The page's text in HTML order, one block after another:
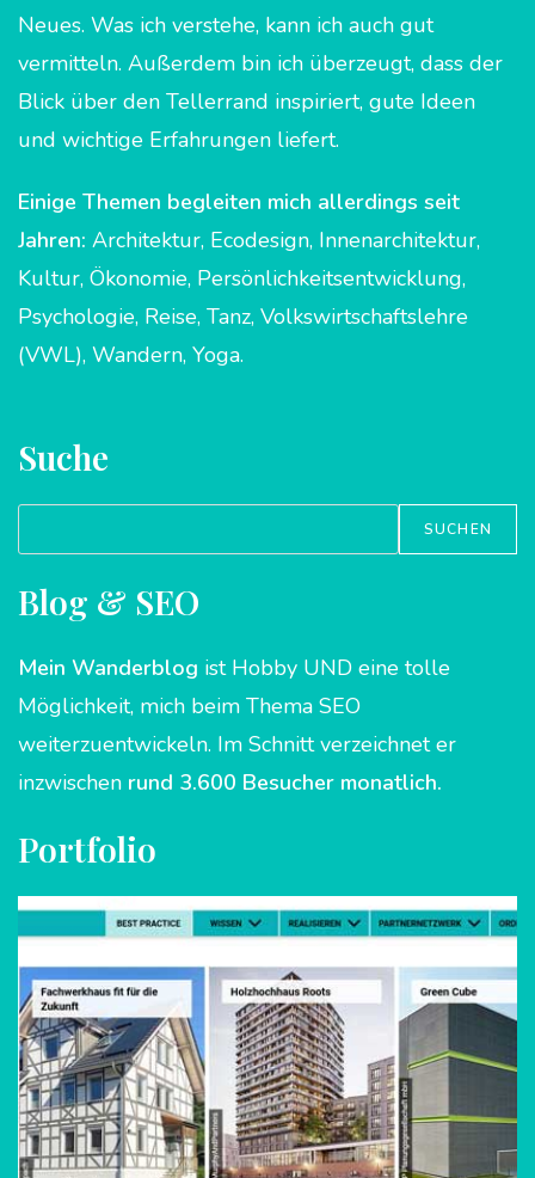
Neues. Was ich verstehe, kann ich auch gut
vermitteln. Außerdem bin ich überzeugt, dass der
Blick über den Tellerrand inspiriert, gute Ideen
und wichtige Erfahrungen liefert.
Einige Themen begleiten mich allerdings seit
Jahren: Architektur, Ecodesign, Innenarchitektur,
Kultur, Ökonomie, Persönlichkeitsentwicklung,
Psychologie, Reise, Tanz, Volkswirtschaftslehre
(VWL), Wandern, Yoga.
Suche
SUCHEN
Blog & SEO
Mein Wanderblog ist Hobby UND eine tolle
Möglichkeit, mich beim Thema SEO
weiterzuentwickeln. Im Schnitt verzeichnet er
inzwischen rund 3.600 Besucher monatlich.
Portfolio